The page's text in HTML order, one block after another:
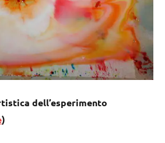
dell’esperimento
)